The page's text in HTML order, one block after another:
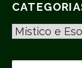
C
T